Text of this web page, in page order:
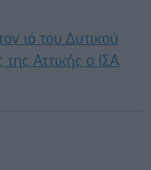
ιό του Δυτικού
της Αττικής ο ΙΣΑ